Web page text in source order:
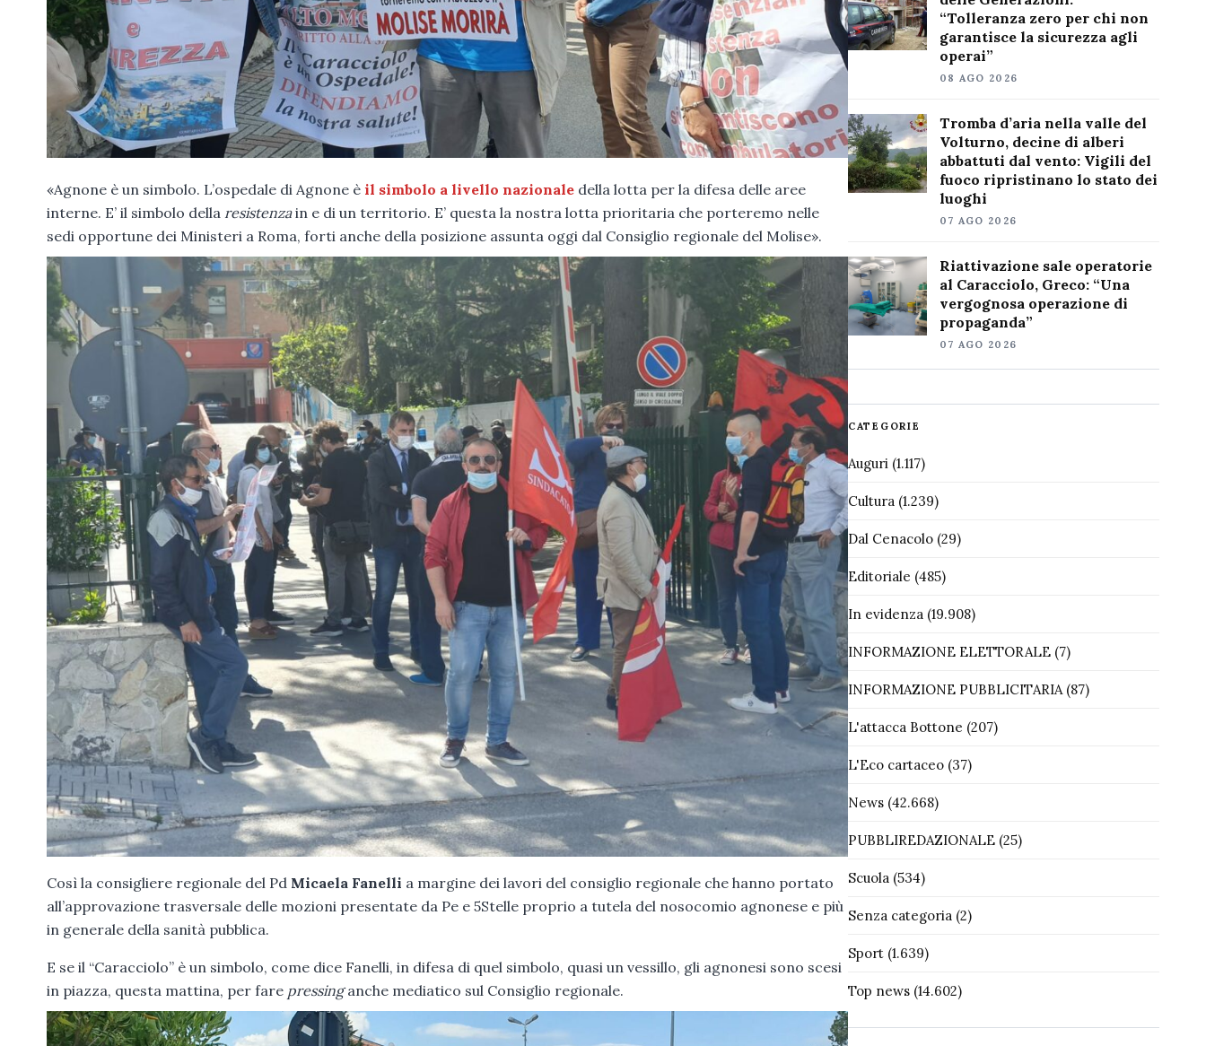
«Agnone è un simbolo. L’ospedale di Agnone è il simbolo a livello nazionale della lotta per la difesa delle aree
interne. E’ il simbolo della resistenzain e di un territorio. E’ questa la nostra lotta prioritaria che porteremo nelle
sedi opportune dei Ministeri a Roma, forti anche della posizione assunta oggi dal Consiglio regionale del Molise».
Così la consigliere regionale del Pd Micaela Fanelli a margine dei lavori del consiglio regionale che hanno portato
all’approvazione trasversale delle mozioni presentate da Pe e 5Stelle proprio a tutela del nosocomio agnonese e più
in generale della sanità pubblica.
E se il “Caracciolo” è un simbolo, come dice Fanelli, in difesa di quel simbolo, quasi un vessillo, gli agnonesi sono scesi
in piazza, questa mattina, per fare pressinganche mediatico sul Consiglio regionale.
“Tolleranza zero per chi non
garantisce la sicurezza agli
operai”
08 AGO 2026
Tromba d’aria nella valle del
Volturno, decine di alberi
abbattuti dal vento: Vigili del
fuoco ripristinano lo stato dei
luoghi
07 AGO 2026
Riattivazione sale operatorie
al Caracciolo, Greco: “Una
vergognosa operazione di
propaganda”
07 AGO 2026
CATEGORIE
Auguri(1.117)
Cultura(1.239)
Dal Cenacolo(29)
Editoriale (485)
In evidenza(19.908)
INFORMAZIONE ELETTORALE(7)
INFORMAZIONE PUBBLICITARIA(87)
L'attacca Bottone (207)
L'Eco cartaceo(37)
News(42.668)
PUBBLIREDAZIONALE(25)
Scuola(534)
Senza categoria(2)
Sport(1.639)
Top news(14.602)